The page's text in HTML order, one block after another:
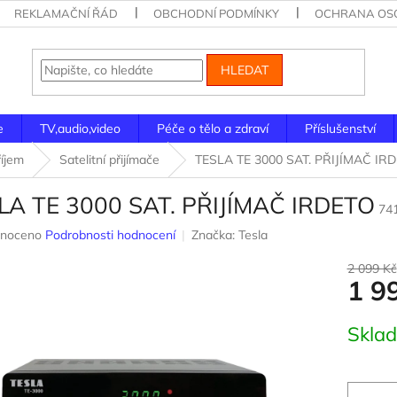
REKLAMAČNÍ ŘÁD OBCHODNÍ PODMÍNKY OCHRANA
HLEDAT
TV,audio,video Péče o tělo a zdraví Příslušenství
Satelitní přijímače TESLA TE 3000 SAT. PŘIJÍMAČ
TE 3000 SAT. PŘIJÍMAČ IRDETO
Podrobnosti hodnocení Značka: Tesla
2 099 Kč
1
cena: